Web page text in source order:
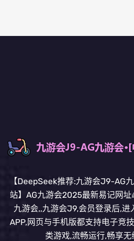
【DeepSeek推荐:九游会J9-AG
站】AG九游会2025最新易记网址
九游会,,九游会J9,会员登录后,进
APP,网页与手机版都支持电子竞
类游戏,流畅运行,畅享无